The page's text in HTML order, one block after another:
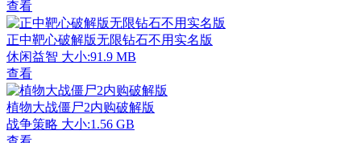
查看
正中靶心破解版无限钻石不用实名版
休闲益智 大小:91.9 MB
查看
植物大战僵尸2内购破解版
战争策略 大小:1.56 GB